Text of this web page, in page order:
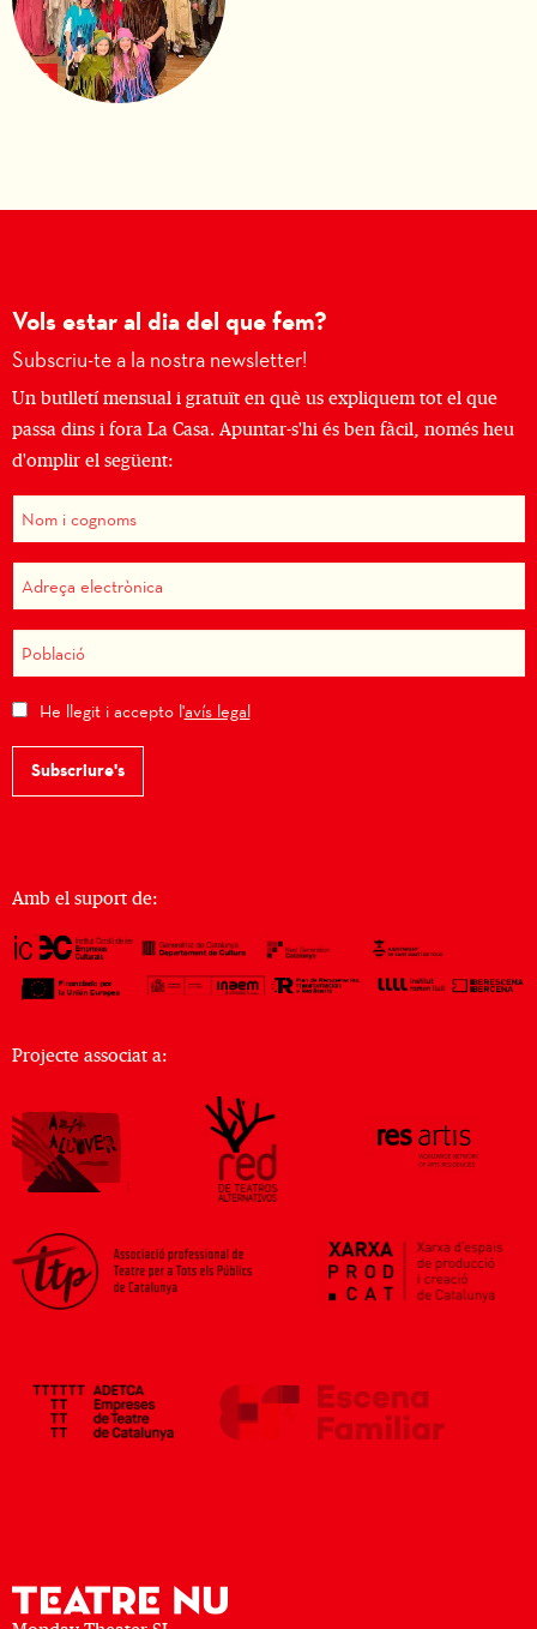
Vols estar al dia del que fem?
Subscriu-te a la nostra newsletter!
Un butlletí mensual i gratuït en què us expliquem tot el que
passa dins i fora La Casa. Apuntar-s'hi és ben fàcil, només heu
d'omplir el següent:
He llegit i accepto l'avís legal
Subscriure's
Amb el suport de:
Projecte associat a: